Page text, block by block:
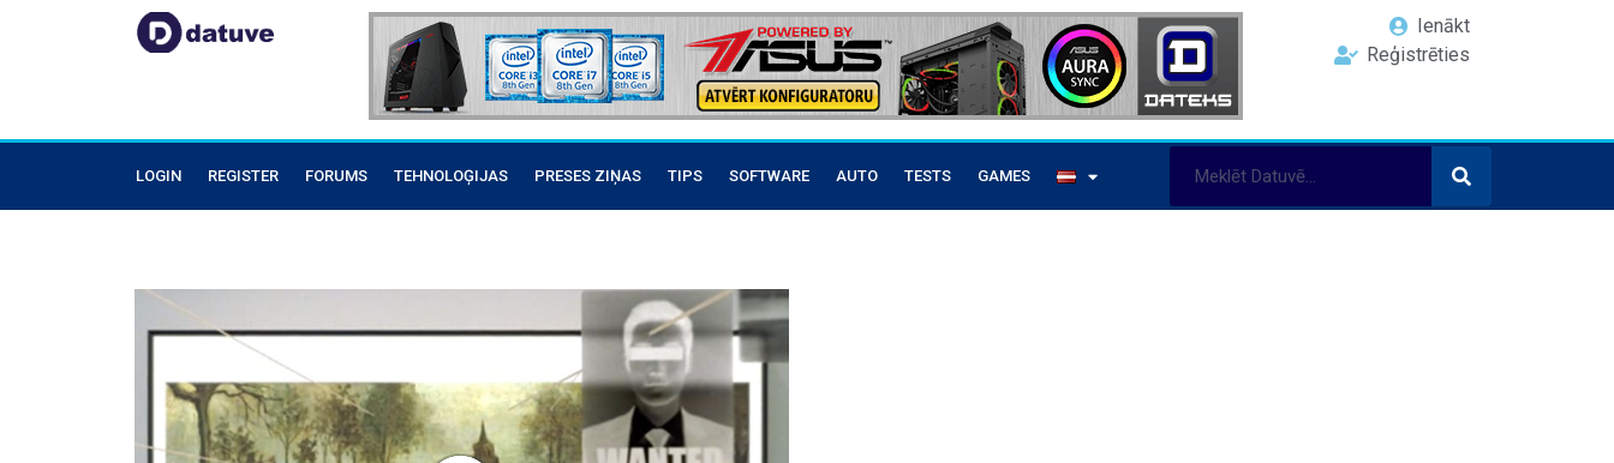
Ienākt
Reģistrēties
LOGIN REGISTER FORUMS TEHNOLOĢIJAS PRESES ZIŅAS TIPS SOFTWARE AUTO TESTS GAMES